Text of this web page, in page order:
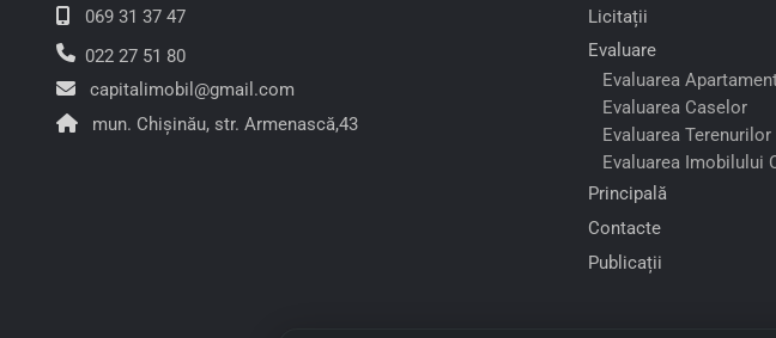
069 31 37 47
022 27 51 80
capitalimobil@gmail.com
mun. Chișinău, str. Armenască,43
Licitații
Evaluare
Evaluarea
Evaluarea Caselor
Evaluarea Terenurilor
Evaluarea Imobilului
Principală
Contacte
Publicații